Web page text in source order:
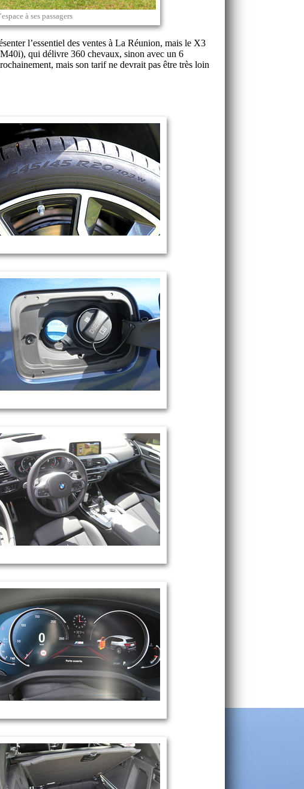
à ses passagers
l’essentiel des ventes à La Réunion, mais le X3
qui délivre 360 chevaux, sinon avec un 6
mais son tarif ne devrait pas être très loin